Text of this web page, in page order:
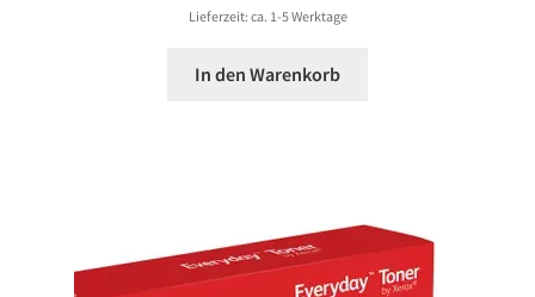
Lieferzeit: ca. 1-5 Werktage
In den Warenkorb